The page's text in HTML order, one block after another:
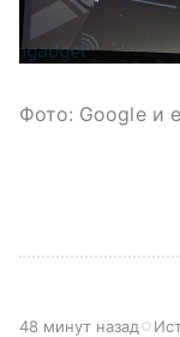
Фото: Google и
48 минут назад